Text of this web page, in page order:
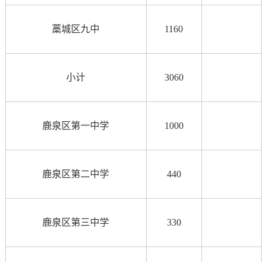
藁城区九中 1160
小计 3060
鹿泉区第一中学 1000
鹿泉区第二中学 440
鹿泉区第三中学 330